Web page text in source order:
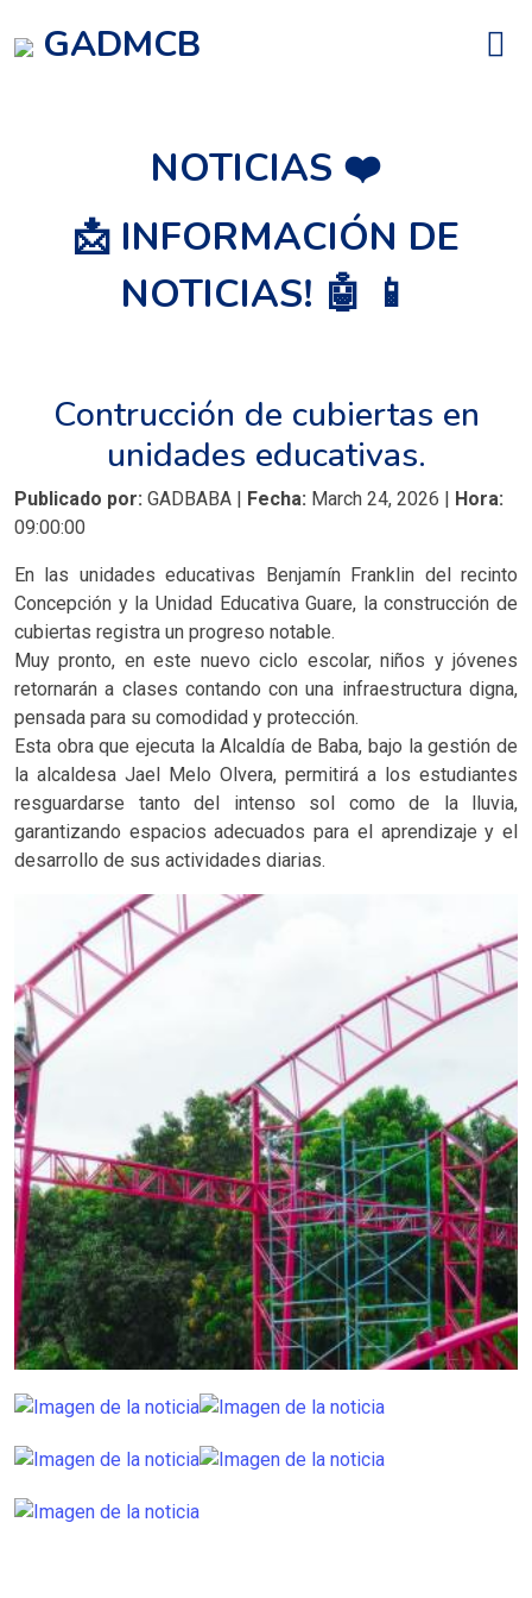
GADMCB
NOTICIAS ❤️
📩 INFORMACIÓN DE
NOTICIAS! 🤖 📱
Contrucción de cubiertas en
unidades educativas.
Publicado por: GADBABA | Fecha: March 24, 2026 | Hora:
09:00:00
En las unidades educativas Benjamín Franklin del recinto
Concepción y la Unidad Educativa Guare, la construcción de
cubiertas registra un progreso notable.
Muy pronto, en este nuevo ciclo escolar, niños y jóvenes
retornarán a clases contando con una infraestructura digna,
pensada para su comodidad y protección.
Esta obra que ejecuta la Alcaldía de Baba, bajo la gestión de
la alcaldesa Jael Melo Olvera, permitirá a los estudiantes
resguardarse tanto del intenso sol como de la lluvia,
garantizando espacios adecuados para el aprendizaje y el
desarrollo de sus actividades diarias.